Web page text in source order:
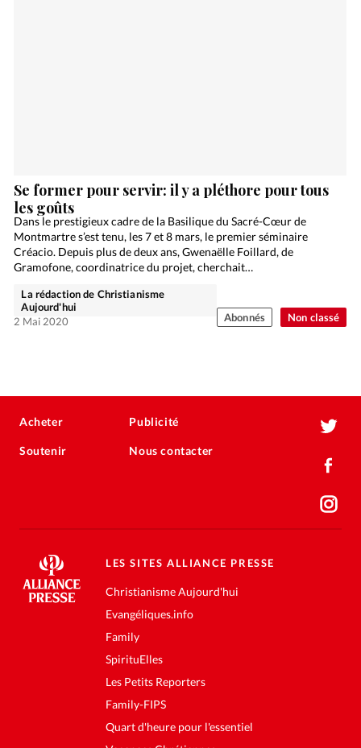
Non classé
Se former pour servir: il y a pléthore pour tous
les goûts
Dans le prestigieux cadre de la Basilique du Sacré-Cœur de
Montmartre s’est tenu, les 7 et 8 mars, le premier séminaire
Créacio. Depuis plus de deux ans, Gwenaëlle Foillard, de
Gramofone, coordinatrice du projet, cherchait…
La rédaction de Christianisme
Aujourd'hui
2 Mai 2020
Abonnés
Acheter
Soutenir
Publicité
Nous contacter
LES SITES ALLIANCE PRESSE
Christianisme Aujourd'hui
Evangéliques.info
Family
SpirituElles
Les Petits Reporters
Family-FIPS
Quart d'heure pour l'essentiel